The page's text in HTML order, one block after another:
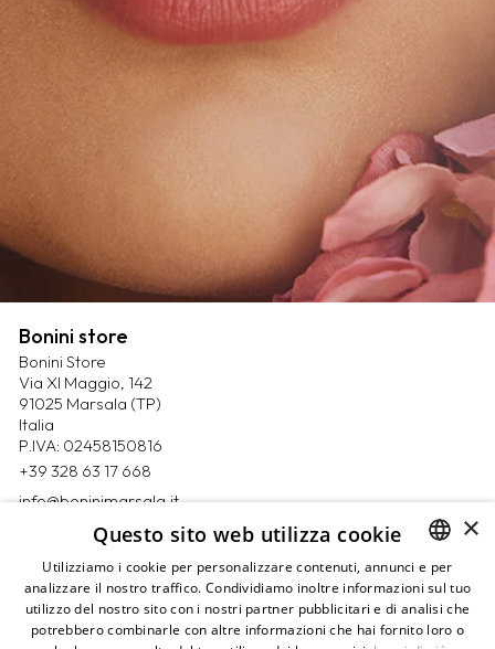
Bonini store
Bonini Store
Via XI Maggio, 142
91025 Marsala (TP)
Italia
P.IVA: 02458150816
+39 328 63 17 668
info@boninimarsala.it
Magazine
Contatti
Prenota un appuntamento
Privacy Policy
ITALIAN
ENGLISH
×
Questo sito web utilizza cookie
Utilizziamo i cookie per personalizzare contenuti, annunci e per
analizzare il nostro traffico. Condividiamo inoltre informazioni sul tuo
utilizzo del nostro sito con i nostri partner pubblicitari e di analisi che
potrebbero combinarle con altre informazioni che hai fornito loro o